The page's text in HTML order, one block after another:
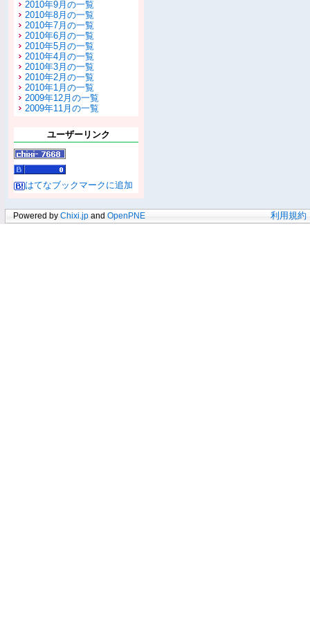
2010年9月の一覧
2010年8月の一覧
2010年7月の一覧
2010年6月の一覧
2010年5月の一覧
2010年4月の一覧
2010年3月の一覧
2010年2月の一覧
2010年1月の一覧
2009年12月の一覧
2009年11月の一覧
ユーザーリンク
はてなブックマークに追加
Powered by Chixi.jp and OpenPNE 利用規約